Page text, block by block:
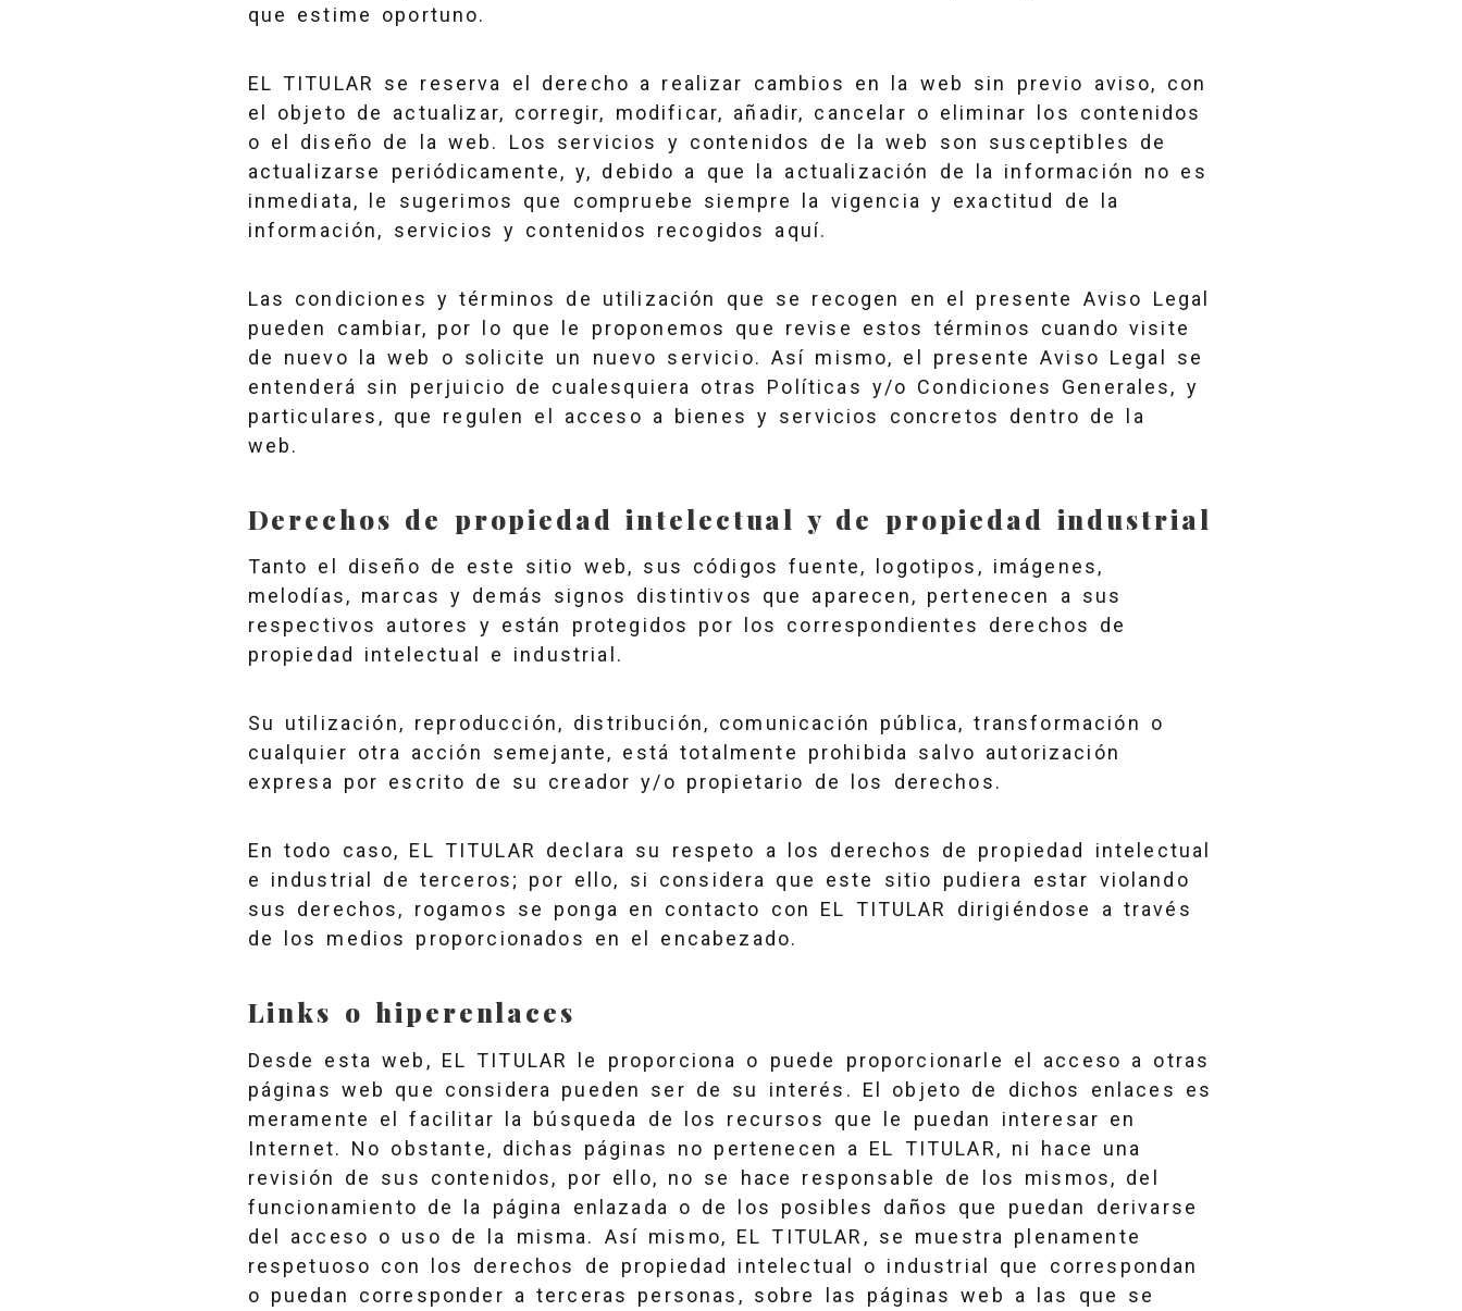
que estime oportuno.
EL TITULAR se reserva el derecho a realizar cambios en la web sin previo aviso, con
el objeto de actualizar, corregir, modificar, añadir, cancelar o eliminar los contenidos
o el diseño de la web. Los servicios y contenidos de la web son susceptibles de
actualizarse periódicamente, y, debido a que la actualización de la información no es
inmediata, le sugerimos que compruebe siempre la vigencia y exactitud de la
información, servicios y contenidos recogidos aquí.
Las condiciones y términos de utilización que se recogen en el presente Aviso Legal
pueden cambiar, por lo que le proponemos que revise estos términos cuando visite
de nuevo la web o solicite un nuevo servicio. Así mismo, el presente Aviso Legal se
entenderá sin perjuicio de cualesquiera otras Políticas y/o Condiciones Generales, y
particulares, que regulen el acceso a bienes y servicios concretos dentro de la
web.
Derechos de propiedad intelectual y de propiedad industrial
Tanto el diseño de este sitio web, sus códigos fuente, logotipos, imágenes,
melodías, marcas y demás signos distintivos que aparecen, pertenecen a sus
respectivos autores y están protegidos por los correspondientes derechos de
propiedad intelectual e industrial.
Su utilización, reproducción, distribución, comunicación pública, transformación o
cualquier otra acción semejante, está totalmente prohibida salvo autorización
expresa por escrito de su creador y/o propietario de los derechos.
En todo caso, EL TITULAR declara su respeto a los derechos de propiedad intelectual
e industrial de terceros; por ello, si considera que este sitio pudiera estar violando
sus derechos, rogamos se ponga en contacto con EL TITULAR dirigiéndose a través
de los medios proporcionados en el encabezado.
Links o hiperenlaces
Desde esta web, EL TITULAR le proporciona o puede proporcionarle el acceso a otras
páginas web que considera pueden ser de su interés. El objeto de dichos enlaces es
meramente el facilitar la búsqueda de los recursos que le puedan interesar en
Internet. No obstante, dichas páginas no pertenecen a EL TITULAR, ni hace una
revisión de sus contenidos, por ello, no se hace responsable de los mismos, del
funcionamiento de la página enlazada o de los posibles daños que puedan derivarse
del acceso o uso de la misma. Así mismo, EL TITULAR, se muestra plenamente
respetuoso con los derechos de propiedad intelectual o industrial que correspondan
o puedan corresponder a terceras personas, sobre las páginas web a las que se